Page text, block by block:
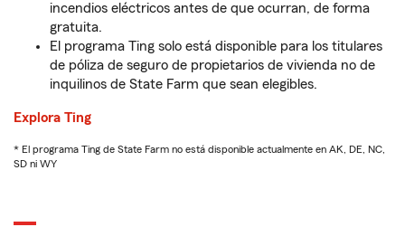
incendios eléctricos antes de que ocurran, de forma
gratuita.
El programa Ting solo está disponible para los titulares
de póliza de seguro de propietarios de vivienda no de
inquilinos de State Farm que sean elegibles.
Explora Ting
* El programa Ting de State Farm no está disponible actualmente en AK, DE, NC,
SD ni WY